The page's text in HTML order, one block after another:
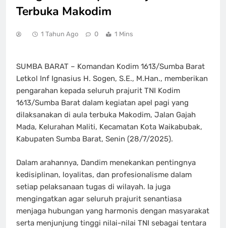
Terbuka Makodim
1 Tahun Ago 0 1 Mins
SUMBA BARAT – Komandan Kodim 1613/Sumba Barat
Letkol Inf Ignasius H. Sogen, S.E., M.Han., memberikan
pengarahan kepada seluruh prajurit TNI Kodim
1613/Sumba Barat dalam kegiatan apel pagi yang
dilaksanakan di aula terbuka Makodim, Jalan Gajah
Mada, Kelurahan Maliti, Kecamatan Kota Waikabubak,
Kabupaten Sumba Barat, Senin (28/7/2025).
Dalam arahannya, Dandim menekankan pentingnya
kedisiplinan, loyalitas, dan profesionalisme dalam
setiap pelaksanaan tugas di wilayah. Ia juga
mengingatkan agar seluruh prajurit senantiasa
menjaga hubungan yang harmonis dengan masyarakat
serta menjunjung tinggi nilai-nilai TNI sebagai tentara